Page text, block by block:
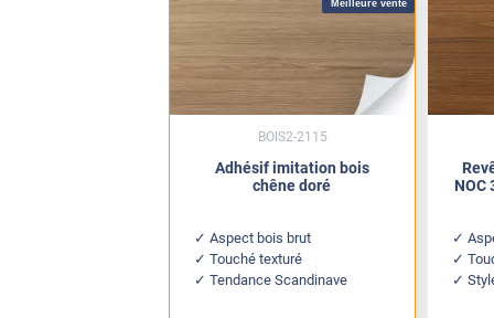
Meilleure vente
Adhésif imitation bois
chêne doré
Aspect bois brut
Touché texturé
Tendance Scandinave
BOIS2-2115
NOC